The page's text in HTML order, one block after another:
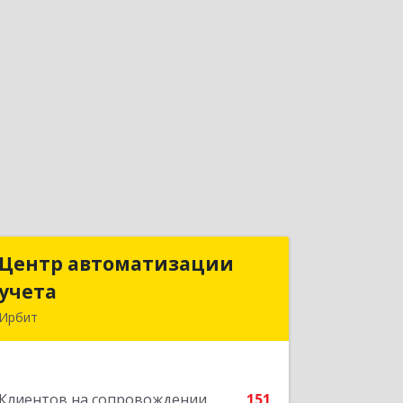
Центр автоматизации
Ирбит
Центр автоматизации